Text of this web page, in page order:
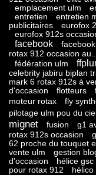
emplacement ulm
entretien
entretien
publicitaires
eurofox
eurofox 912s
facebook
rotax 912 occasion
fédération ulm
celebrity jabiru biplan
mark 6 rotax 912s à
d'occasion
flotteurs
moteur rotax
fly
pilotage ulm pou du
mignet fusion
g1
rotax 912s occasion
62 proche du touquet
vente ulm
gestion
d'occasion
hélice
pour rotax 912